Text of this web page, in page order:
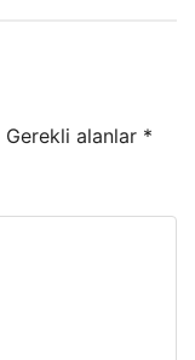
Gerekli alanlar *